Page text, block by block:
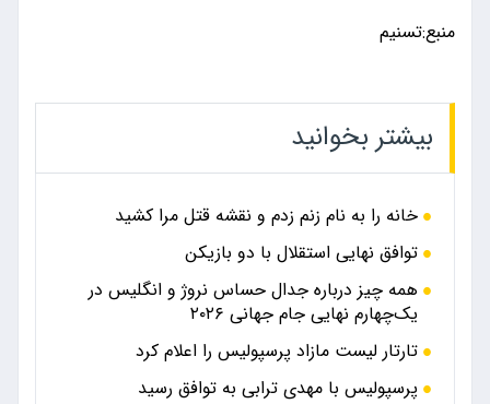
منبع:تسنیم
بیشتر بخوانید
خانه را به نام زنم زدم و نقشه قتل مرا کشید
توافق نهایی استقلال با دو بازیکن
همه چیز درباره جدال حساس نروژ و انگلیس در
یک‌چهارم نهایی جام جهانی ۲۰۲۶
تارتار لیست مازاد پرسپولیس را اعلام کرد
پرسپولیس با مهدی ترابی به توافق رسید